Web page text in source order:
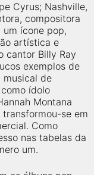
Cyrus; Nashville,
compositora
ícone pop,
artística e
cantor Billy Ray
exemplos de
musical de
ídolo
Montana
transformou-se em
Como
nas tabelas da
um.
filmes e
também